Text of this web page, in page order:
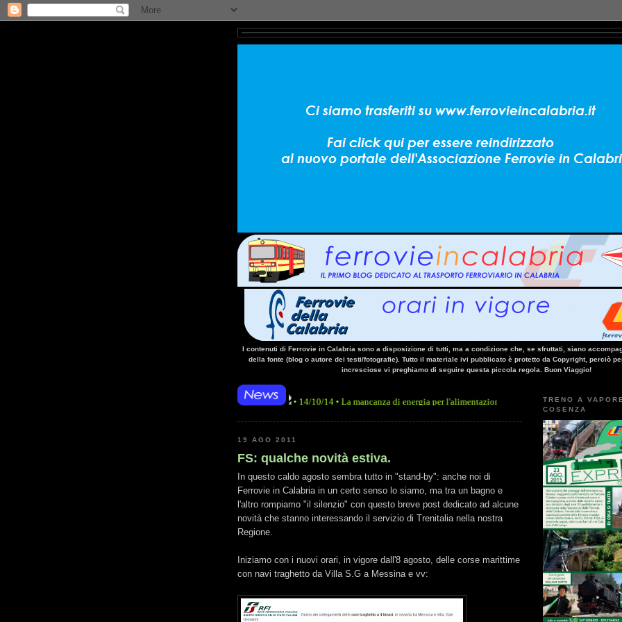
I contenuti di Ferrovie in Calabria sono a disposizione di tutti, ma a condizione che, se sfruttati, siano
della fonte (blog o autore dei testi/fotografie). Tutto il materiale ivi pubblicato è protetto da Copyright, perciò
incresciose vi preghiamo di seguire questa piccola regola. Buon Viaggio!
• 14/10/14 • La mancanza di energia per l'alimentazione elettrica, sulla linea Paola - Cosenza,
19 AGO 2011
FS: qualche novità estiva.
In questo caldo agosto sembra tutto in "stand-by": anche noi di
Ferrovie in Calabria in un certo senso lo siamo, ma tra un bagno e
l'altro rompiamo "il silenzio" con questo breve post dedicato ad alcune
novità che stanno interessando il servizio di Trenitalia nella nostra
Regione.
Iniziamo con i nuovi orari, in vigore dall'8 agosto, delle corse marittime
con navi traghetto da Villa S.G a Messina e vv:
TRENO A
COSENZA